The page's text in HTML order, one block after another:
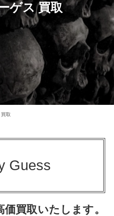
ゲス 買取
取
Guess
買取いたします。